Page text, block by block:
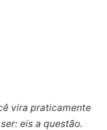
vira praticamente
eis a questão.